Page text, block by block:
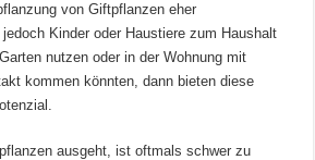
von Giftpflanzen eher
Kinder oder Haustiere zum Haushalt
nutzen oder in der Wohnung mit
kommen könnten, dann bieten diese
ausgeht, ist oftmals schwer zu